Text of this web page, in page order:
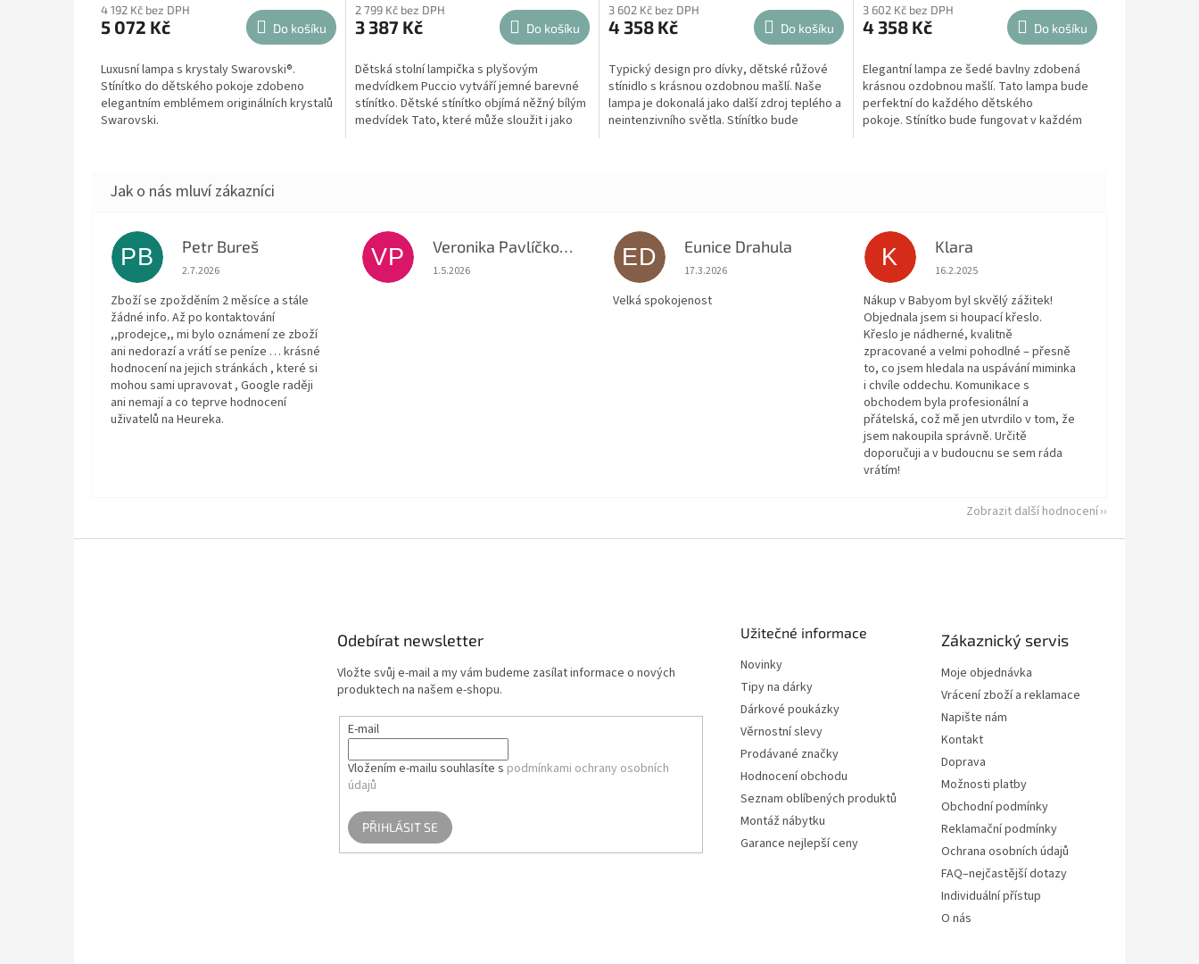
4 192 Kč bez DPH
5 072 Kč Do košíku
Luxusní lampa s krystaly Swarovski®.
Stínítko do dětského pokoje zdobeno
elegantním emblémem originálních krystalů
Swarovski.
2 799 Kč bez DPH
3 387 Kč Do košíku
Dětská stolní lampička s plyšovým
medvídkem Puccio vytváří jemné barevné
stínítko. Dětské stínítko objímá něžný bílým
medvídek Tato, které může sloužit i jako
3 602 Kč bez DPH
4 358 Kč Do košíku
Typický design pro dívky, dětské růžové
stínidlo s krásnou ozdobnou mašlí. Naše
lampa je dokonalá jako další zdroj teplého a
neintenzivního světla. Stínítko bude
3 602 Kč bez DPH
4 358 Kč Do košíku
Elegantní lampa ze šedé bavlny zdobená
krásnou ozdobnou mašlí. Tato lampa bude
perfektní do každého dětského
pokoje. Stínítko bude fungovat v každém
PB Petr Bureš
Hodnocení obchodu je 1 z 5 hvězdiček.
2.7.2026
Zboží se zpožděním 2 měsíce a stále
žádné info. Až po kontaktování
,,prodejce,, mi bylo oznámení ze zboží
ani nedorazí a vrátí se peníze … krásné
hodnocení na jejich stránkách , které si
mohou sami upravovat , Google raději
ani nemají a co teprve hodnocení
uživatelů na Heureka.
VP Veronika Pavlíčková
Hodnocení obchodu je 5 z 5 hvězdiček.
1.5.2026
ED Eunice Drahula
Hodnocení obchodu je 5 z 5 hvězdiček.
17.3.2026
Velká spokojenost
K Klara
Hodnocení obchodu je 5 z 5 hvězdiček.
16.2.2025
Nákup v Babyom byl skvělý zážitek!
Objednala jsem si houpací křeslo.
Křeslo je nádherné, kvalitně
zpracované a velmi pohodlné – přesně
to, co jsem hledala na uspávání miminka
i chvíle oddechu. Komunikace s
obchodem byla profesionální a
přátelská, což mě jen utvrdilo v tom, že
jsem nakoupila správně. Určitě
doporučuji a v budoucnu se sem ráda
vrátím!
Zobrazit další hodnocení
Odebírat newsletter
Vložte svůj e-mail a my vám budeme zasílat informace o nových
produktech na našem e-shopu.
E-mail
Vložením e-mailu souhlasíte s podmínkami ochrany osobních
údajů
PŘIHLÁSIT SE
Užitečné informace
Novinky
Tipy na dárky
Dárkové poukázky
Věrnostní slevy
Prodávané značky
Hodnocení obchodu
Seznam oblíbených produktů
Montáž nábytku
Garance nejlepší ceny
Zákaznický servis
Moje objednávka
Vrácení zboží a reklamace
Napište nám
Kontakt
Doprava
Možnosti platby
Obchodní podmínky
Reklamační podmínky
Ochrana osobních údajů
FAQ–nejčastější dotazy
Individuální přístup
O nás